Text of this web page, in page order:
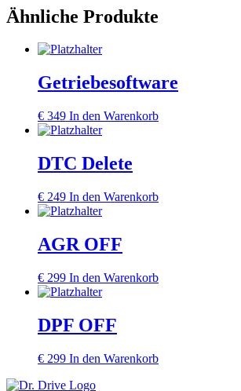
Ähnliche Produkte
Getriebesoftware
€ 349 In den Warenkorb
DTC Delete
€ 249 In den Warenkorb
AGR OFF
€ 299 In den Warenkorb
DPF OFF
€ 299 In den Warenkorb